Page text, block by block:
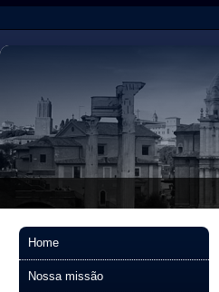
Home
Nossa missão